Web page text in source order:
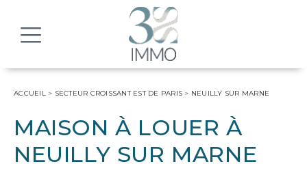
ACCUEIL> SECTEUR CROISSANT EST DE PARIS > NEUILLY SUR MARNE
MAISON À LOUER À
NEUILLY SUR MARNE